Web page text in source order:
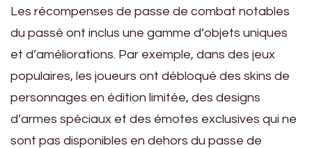
Les récompenses de passe de combat notables
du passé ont inclus une gamme d’objets uniques
et d’améliorations. Par exemple, dans des jeux
populaires, les joueurs ont débloqué des skins de
personnages en édition limitée, des designs
d’armes spéciaux et des émotes exclusives qui ne
sont pas disponibles en dehors du passe de